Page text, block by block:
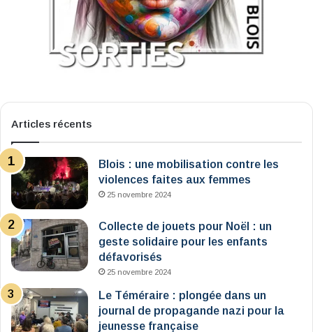
Articles récents
Blois : une mobilisation contre les
violences faites aux femmes
25 novembre 2024
Collecte de jouets pour Noël : un
geste solidaire pour les enfants
défavorisés
25 novembre 2024
Le Téméraire : plongée dans un
journal de propagande nazi pour la
jeunesse française